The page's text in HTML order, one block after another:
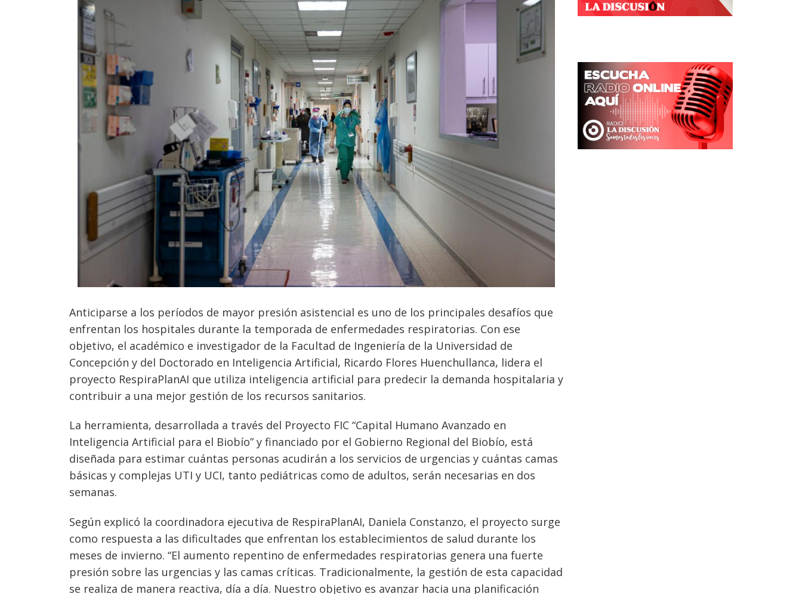
Anticiparse a los períodos de mayor presión asistencial es uno de los principales desafíos que
enfrentan los hospitales durante la temporada de enfermedades respiratorias. Con ese
objetivo, el académico e investigador de la Facultad de Ingeniería de la Universidad de
Concepción y del Doctorado en Inteligencia Artificial, Ricardo Flores Huenchullanca, lidera el
proyecto RespiraPlanAI que utiliza inteligencia artificial para predecir la demanda hospitalaria y
contribuir a una mejor gestión de los recursos sanitarios.
La herramienta, desarrollada a través del Proyecto FIC “Capital Humano Avanzado en
Inteligencia Artificial para el Biobío” y financiado por el Gobierno Regional del Biobío, está
diseñada para estimar cuántas personas acudirán a los servicios de urgencias y cuántas camas
básicas y complejas UTI y UCI, tanto pediátricas como de adultos, serán necesarias en dos
semanas.
Según explicó la coordinadora ejecutiva de RespiraPlanAI, Daniela Constanzo, el proyecto surge
como respuesta a las dificultades que enfrentan los establecimientos de salud durante los
meses de invierno. “El aumento repentino de enfermedades respiratorias genera una fuerte
presión sobre las urgencias y las camas críticas. Tradicionalmente, la gestión de esta capacidad
se realiza de manera reactiva, día a día. Nuestro objetivo es avanzar hacia una planificación